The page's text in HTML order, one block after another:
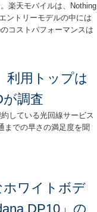
楽天モバイルは、Nothing
ントリーモデルの中には
コストパフォーマンスは
用トップは
調査
している光回線サービス
までの早さの満足度を聞
ワイトボデ
DP10」の